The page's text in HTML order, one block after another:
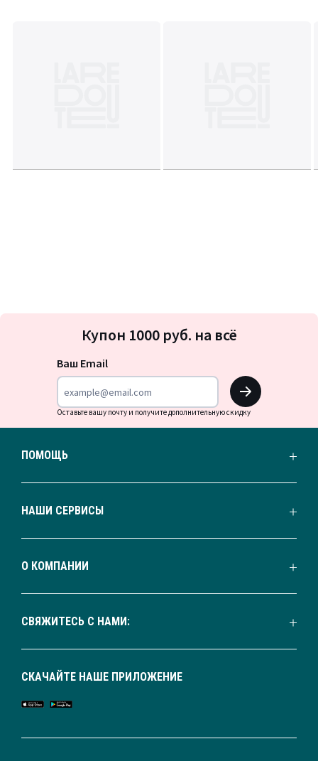
на
Купон 1000 руб. на всё
Ваш Email
OK
Оставьте вашу почту и получите дополнительную скидку
ПОМОЩЬ
НАШИ СЕРВИСЫ
О КОМПАНИИ
СВЯЖИТЕСЬ С НАМИ:
СКАЧАЙТЕ НАШЕ ПРИЛОЖЕНИЕ